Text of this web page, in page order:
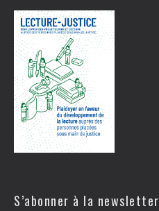
S’abonner à la newsletter